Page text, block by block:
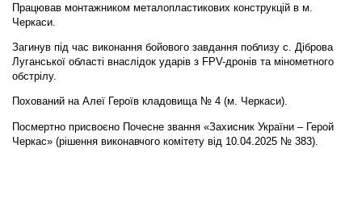
Працював монтажником металопластикових конструкцій в м.
Черкаси.
Загинув під час виконання бойового завдання поблизу с. Діброва
Луганської області внаслідок ударів з FPV-дронів та мінометного
обстрілу.
Похований на Алеї Героїв кладовища № 4 (м. Черкаси).
Посмертно присвоєно Почесне звання «Захисник України – Герой
Черкас» (рішення виконавчого комітету від 10.04.2025 № 383).